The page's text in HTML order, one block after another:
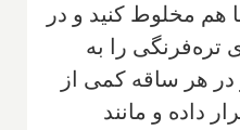
هم مخلوط كنيد و در
تره‌فرنگی را به
در هر ساقه كمی از
داده و مانند